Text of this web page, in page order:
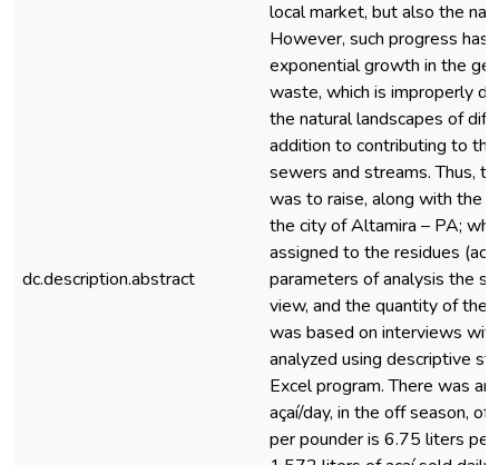
dc.description.abstract
local market, but also the
However, such progress has
exponential growth in the
waste, which is improperly
the natural landscapes of
addition to contributing to
sewers and streams. Thus,
was to raise, along with the
the city of Altamira – PA;
assigned to the residues
parameters of analysis the
view, and the quantity of
was based on interviews
analyzed using descriptive
Excel program. There was
açaí/day, in the off season,
per pounder is 6.75 liters